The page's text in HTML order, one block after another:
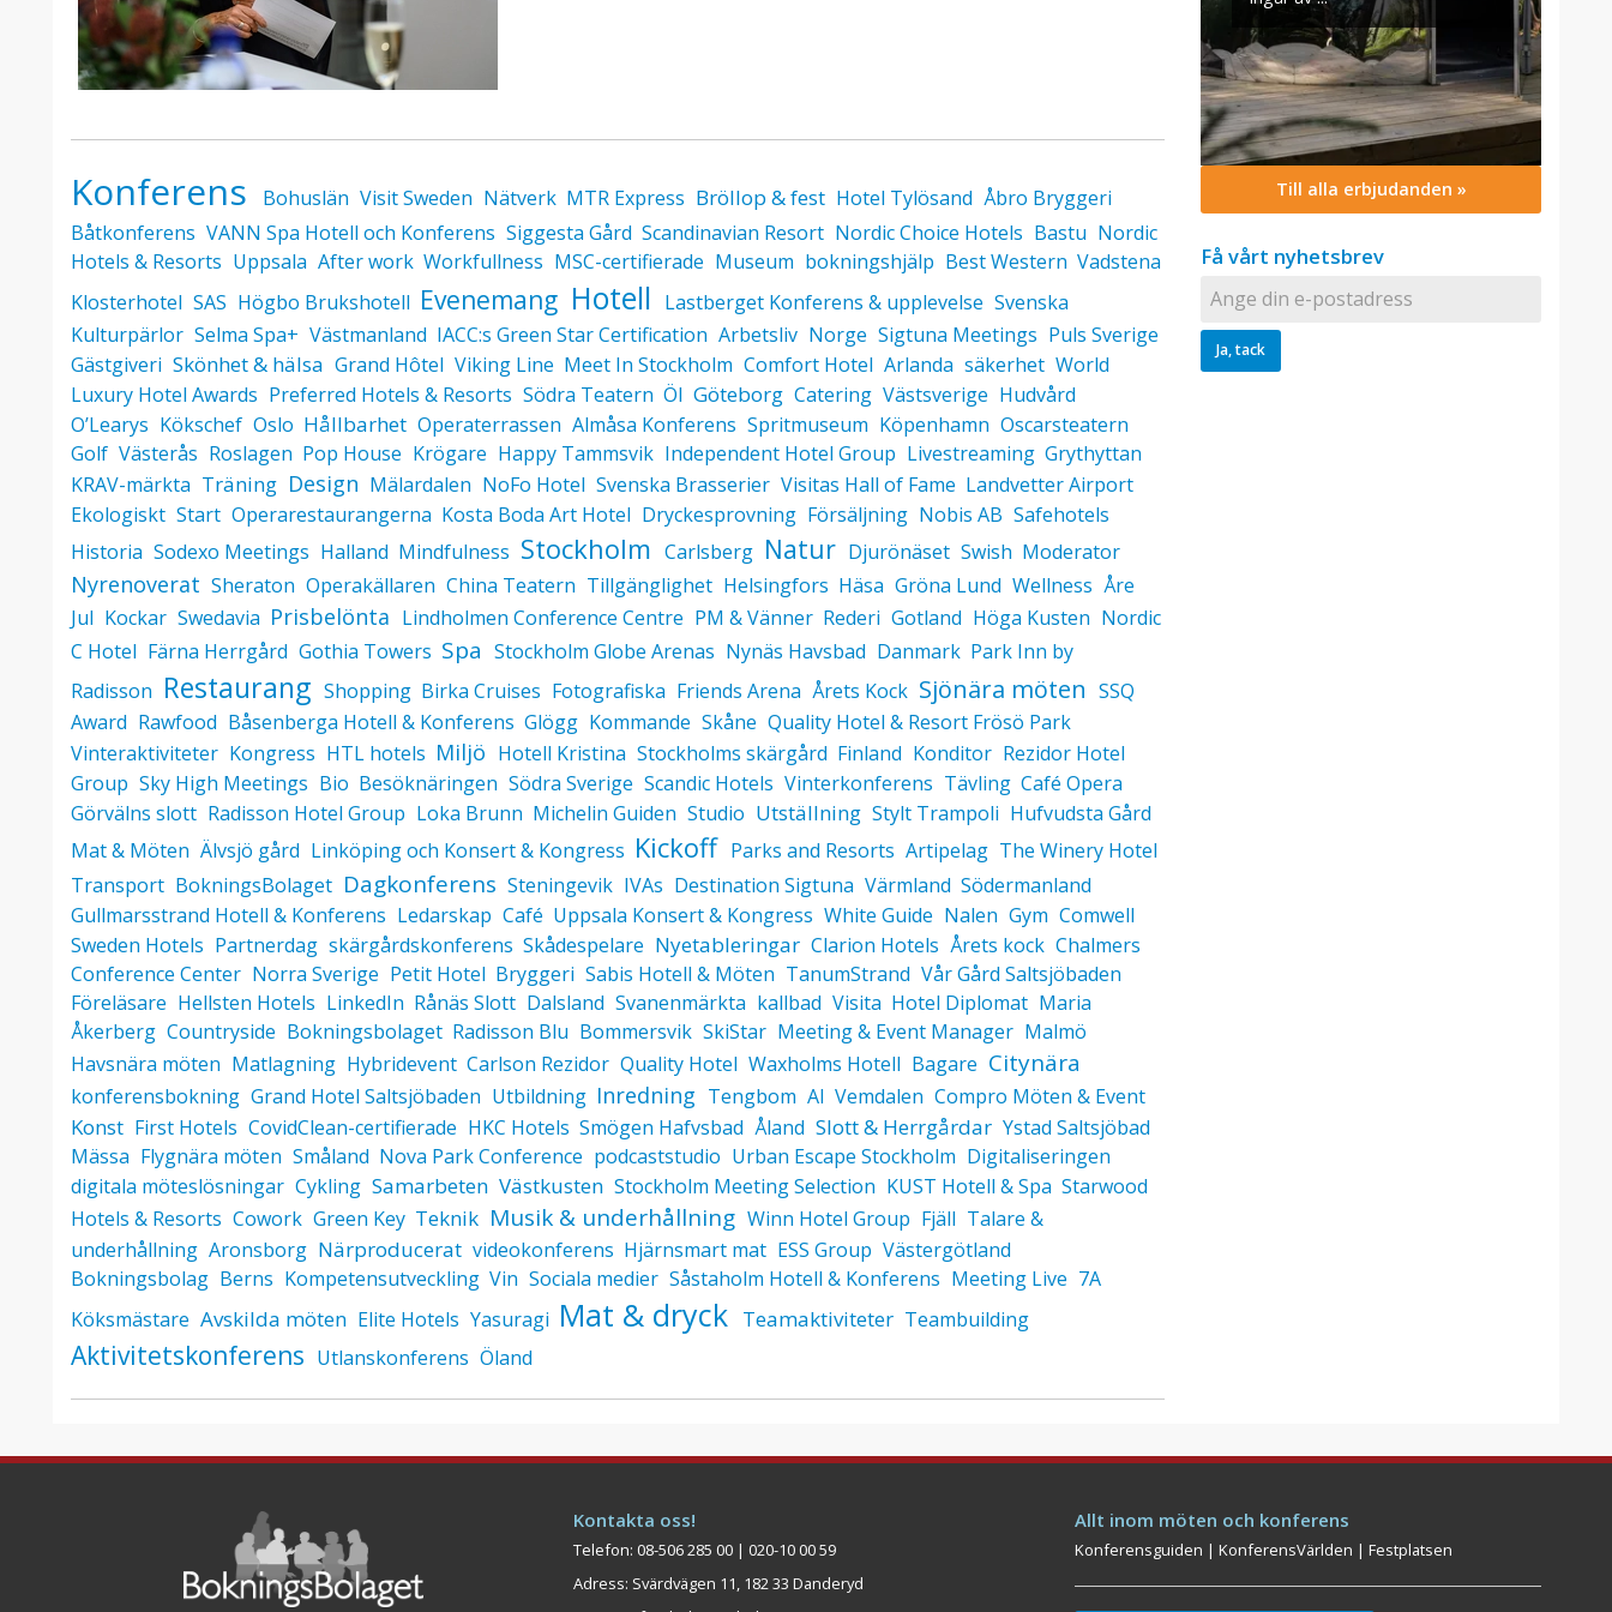
Konferens Bohuslän Visit Sweden Nätverk MTR Express Bröllop & fest Hotel Tylösand Åbro Bryggeri
Båtkonferens VANN Spa Hotell och Konferens Siggesta Gård Scandinavian Resort Nordic Choice Hotels Bastu Nordic
Hotels & Resorts Uppsala After work Workfullness MSC-certifierade Museum bokningshjälp Best Western Vadstena
Klosterhotel SAS Högbo Brukshotell Evenemang Hotell Lastberget Konferens & upplevelse Svenska
Kulturpärlor Selma Spa+ Västmanland IACC:s Green Star Certification Arbetsliv Norge Sigtuna Meetings Puls Sverige
Gästgiveri Skönhet & hälsa Grand Hôtel Viking Line Meet In Stockholm Comfort Hotel Arlanda säkerhet World
Luxury Hotel Awards Preferred Hotels & Resorts Södra Teatern Öl Göteborg Catering Västsverige Hudvård
O’Learys Kökschef Oslo Hållbarhet Operaterrassen Almåsa Konferens Spritmuseum Köpenhamn Oscarsteatern
Golf Västerås Roslagen Pop House Krögare Happy Tammsvik Independent Hotel Group Livestreaming Grythyttan
KRAV-märkta Träning Design Mälardalen NoFo Hotel Svenska Brasserier Visitas Hall of Fame Landvetter Airport
Ekologiskt Start Operarestaurangerna Kosta Boda Art Hotel Dryckesprovning Försäljning Nobis AB Safehotels
Historia Sodexo Meetings Halland Mindfulness Stockholm Carlsberg Natur Djurönäset Swish Moderator
Nyrenoverat Sheraton Operakällaren China Teatern Tillgänglighet Helsingfors Häsa Gröna Lund Wellness Åre
Jul Kockar Swedavia Prisbelönta Lindholmen Conference Centre PM & Vänner Rederi Gotland Höga Kusten Nordic
C Hotel Färna Herrgård Gothia Towers Spa Stockholm Globe Arenas Nynäs Havsbad Danmark Park Inn by
Radisson Restaurang Shopping Birka Cruises Fotografiska Friends Arena Årets Kock Sjönära möten SSQ
Award Rawfood Båsenberga Hotell & Konferens Glögg Kommande Skåne Quality Hotel & Resort Frösö Park
Vinteraktiviteter Kongress HTL hotels Miljö Hotell Kristina Stockholms skärgård Finland Konditor Rezidor Hotel
Group Sky High Meetings Bio Besöknäringen Södra Sverige Scandic Hotels Vinterkonferens Tävling Café Opera
Görvälns slott Radisson Hotel Group Loka Brunn Michelin Guiden Studio Utställning Stylt Trampoli Hufvudsta Gård
Mat & Möten Älvsjö gård Linköping och Konsert & Kongress Kickoff Parks and Resorts Artipelag The Winery Hotel
Transport BokningsBolaget Dagkonferens Steningevik IVAs Destination Sigtuna Värmland Södermanland
Gullmarsstrand Hotell & Konferens Ledarskap Café Uppsala Konsert & Kongress White Guide Nalen Gym Comwell
Sweden Hotels Partnerdag skärgårdskonferens Skådespelare Nyetableringar Clarion Hotels Årets kock Chalmers
Conference Center Norra Sverige Petit Hotel Bryggeri Sabis Hotell & Möten TanumStrand Vår Gård Saltsjöbaden
Föreläsare Hellsten Hotels LinkedIn Rånäs Slott Dalsland Svanenmärkta kallbad Visita Hotel Diplomat Maria
Åkerberg Countryside Bokningsbolaget Radisson Blu Bommersvik SkiStar Meeting & Event Manager Malmö
Havsnära möten Matlagning Hybridevent Carlson Rezidor Quality Hotel Waxholms Hotell Bagare Citynära
konferensbokning Grand Hotel Saltsjöbaden Utbildning Inredning Tengbom AI Vemdalen Compro Möten & Event
Konst First Hotels CovidClean-certifierade HKC Hotels Smögen Hafvsbad Åland Slott & Herrgårdar Ystad Saltsjöbad
Mässa Flygnära möten Småland Nova Park Conference podcaststudio Urban Escape Stockholm Digitaliseringen
digitala möteslösningar Cykling Samarbeten Västkusten Stockholm Meeting Selection KUST Hotell & Spa Starwood
Hotels & Resorts Cowork Green Key Teknik Musik & underhållning Winn Hotel Group Fjäll Talare &
underhållning Aronsborg Närproducerat videokonferens Hjärnsmart mat ESS Group Västergötland
Bokningsbolag Berns Kompetensutveckling Vin Sociala medier Såstaholm Hotell & Konferens Meeting Live 7A
Köksmästare Avskilda möten Elite Hotels Yasuragi Mat & dryck Teamaktiviteter Teambuilding
Aktivitetskonferens Utlanskonferens Öland
Till alla erbjudanden »
Få vårt nyhetsbrev
Kontakta oss!
Telefon: 08-506 285 00 | 020-10 00 59
Adress: Svärdvägen 11, 182 33 Danderyd
Allt inom möten och konferens
Konferensguiden |KonferensVärlden |Festplatsen